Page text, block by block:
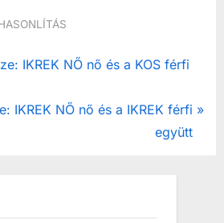
IKREK NŐ nő és a KOS férfi
IKREK NŐ nő és a IKREK férfi
együtt